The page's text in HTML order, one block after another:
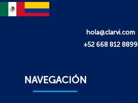
hola@clarvi.com
+52 668 812 8899
NAVEGACIÓN